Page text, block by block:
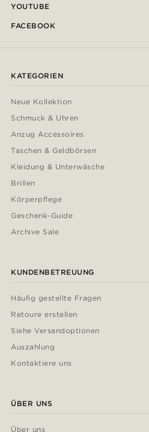
YOUTUBE
FACEBOOK
KATEGORIEN
Neue Kollektion
Schmuck & Uhren
Anzug Accessoires
Taschen & Geldbörsen
Kleidung & Unterwäsche
Brillen
Körperpflege
Geschenk-Guide
Archive Sale
KUNDENBETREUUNG
Häufig gestellte Fragen
Retoure erstellen
Siehe Versandoptionen
Auszahlung
Kontaktiere uns
ÜBER UNS
Über uns